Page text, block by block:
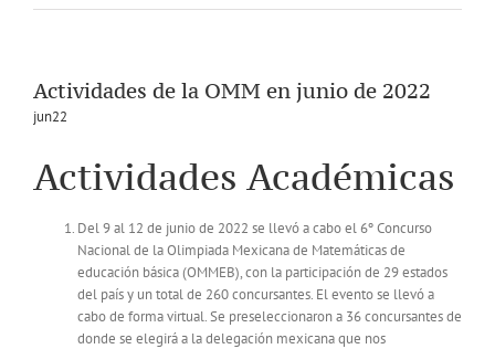
Actividades de la OMM en junio de 2022
jun22
Actividades Académicas
Del 9 al 12 de junio de 2022 se llevó a cabo el 6º Concurso
Nacional de la Olimpiada Mexicana de Matemáticas de
educación básica (OMMEB), con la participación de 29 estados
del país y un total de 260 concursantes. El evento se llevó a
cabo de forma virtual. Se preseleccionaron a 36 concursantes de
donde se elegirá a la delegación mexicana que nos